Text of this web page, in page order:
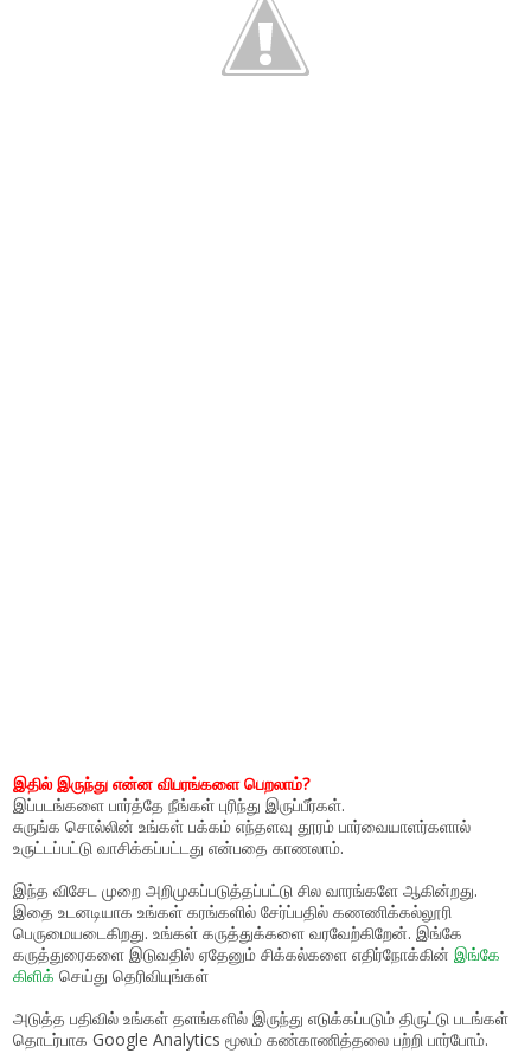
இதில் இருந்து என்ன விபரங்களை பெறலாம்?
இப்படங்களை பார்த்தே நீங்கள் புரிந்து இருப்பீர்கள்.
சுருங்க சொல்லின் உங்கள் பக்கம் எந்தளவு தூரம் பார்வையாளர்களால்
உருட்டப்பட்டு வாசிக்கப்பட்டது என்பதை காணலாம்.
இந்த விசேட முறை அறிமுகப்படுத்தப்பட்டு சில வாரங்களே ஆகின்றது.
இதை உடனடியாக உங்கள் கரங்களில் சேர்ப்பதில் கணணிக்கல்லூரி
பெருமையடைகிறது. உங்கள் கருத்துக்களை வரவேற்கிறேன். இங்கே
கருத்துரைகளை இடுவதில் ஏதேனும் சிக்கல்களை எதிர்நோக்கின் இங்கே
கிளிக் செய்து தெரிவியுங்கள்
அடுத்த பதிவில் உங்கள் தளங்களில் இருந்து எடுக்கப்படும் திருட்டு படங்கள்
தொடர்பாக Google Analytics மூலம் கண்காணித்தலை பற்றி பார்போம்.